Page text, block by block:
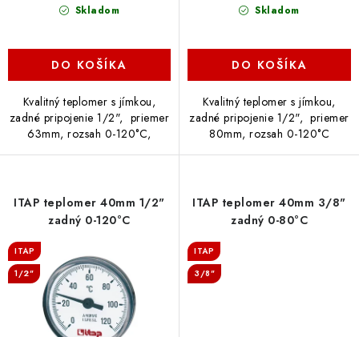
Skladom
DO KOŠÍKA
Kvalitný teplomer s jímkou,
zadné pripojenie 1/2", priemer
63mm, rozsah 0-120°C,
Skladom
DO KOŠÍKA
Kvalitný teplomer s jímkou,
zadné pripojenie 1/2", priemer
80mm, rozsah 0-120°C
ITAP teplomer 40mm 1/2"
zadný 0-120°C
ITAP
1/2"
ITAP teplomer 40mm 3/8"
zadný 0-80°C
ITAP
3/8"